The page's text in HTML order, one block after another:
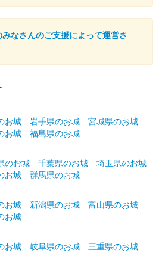
わせて販売された大阪・関西万博の公
ャク」と姫路市の公式キャラクター
トで、……
令和七年春限定版
令和七年巳年 金色
が描かれたデザインが裏表とも金色の
なさんのご支援によって運営さ
お城 岩手県のお城
宮城県のお城
お城
福島県のお城
のお城 千葉県のお城
埼玉県のお城
お城
群馬県のお城
お城 新潟県のお城
富山県のお城
お城
お城 岐阜県のお城
三重県のお城